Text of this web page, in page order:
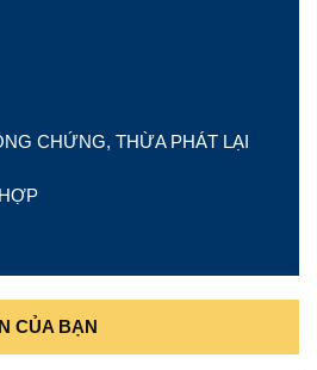
CHỨNG, THỪA PHÁT LẠI
CỦA BẠN